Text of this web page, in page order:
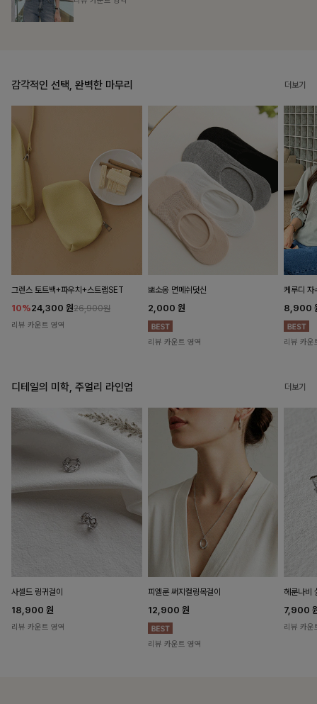
감각적인 선택, 완벽한 마무리 더보기
그렌스 토트백+파우치+스트랩SET
10%24,300 원26,900원
리뷰 카운트 영역
뽀소옹 면메쉬덧신
2,000 원
리뷰 카운트 영역
케루디 자
8,900
리뷰 카운
디테일의 미학, 주얼리 라인업 더보기
사셀드 링귀걸이
18,900 원
리뷰 카운트 영역
피엘룬 써지컬링목걸이
12,900 원
리뷰 카운트 영역
헤룬나비
7,900
리뷰 카운